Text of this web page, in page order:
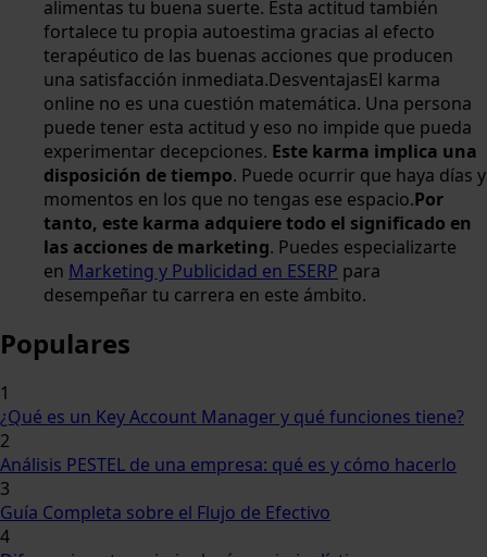
alimentas tu buena suerte. Esta actitud también
fortalece tu propia autoestima gracias al efecto
terapéutico de las buenas acciones que producen
una satisfacción inmediata.DesventajasEl karma
online no es una cuestión matemática. Una persona
puede tener esta actitud y eso no impide que pueda
experimentar decepciones. Este karma implica una
disposición de tiempo. Puede ocurrir que haya días y
momentos en los que no tengas ese espacio.Por
tanto, este karma adquiere todo el significado en
las acciones de marketing. Puedes especializarte
en Marketing y Publicidad en ESERP para
desempeñar tu carrera en este ámbito.
Populares
1
¿Qué es un Key Account Manager y qué funciones tiene?
2
Análisis PESTEL de una empresa: qué es y cómo hacerlo
3
Guía Completa sobre el Flujo de Efectivo
4